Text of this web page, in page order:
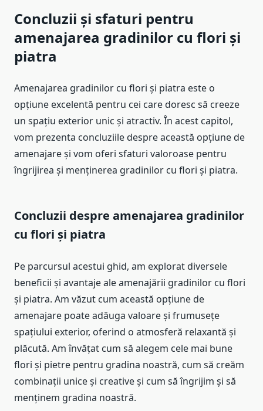
Concluzii și sfaturi pentru
amenajarea gradinilor cu flori și
piatra
Amenajarea gradinilor cu flori și piatra este o
opțiune excelentă pentru cei care doresc să creeze
un spațiu exterior unic și atractiv. În acest capitol,
vom prezenta concluziile despre această opțiune de
amenajare și vom oferi sfaturi valoroase pentru
îngrijirea și menținerea gradinilor cu flori și piatra.
Concluzii despre amenajarea gradinilor
cu flori și piatra
Pe parcursul acestui ghid, am explorat diversele
beneficii și avantaje ale amenajării gradinilor cu flori
și piatra. Am văzut cum această opțiune de
amenajare poate adăuga valoare și frumusețe
spațiului exterior, oferind o atmosferă relaxantă și
plăcută. Am învățat cum să alegem cele mai bune
flori și pietre pentru gradina noastră, cum să creăm
combinații unice și creative și cum să îngrijim și să
menținem gradina noastră.